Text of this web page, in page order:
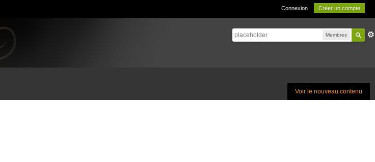
Connexion Créer un compte
Membres
Voir le nouveau contenu